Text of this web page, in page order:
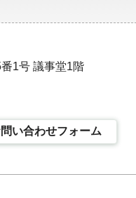
1号 議事堂1階
い合わせフォーム